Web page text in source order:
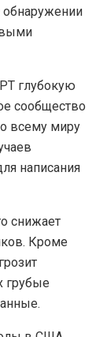
обнаружении
глубокую
сообщество
всему миру
написания
снижает
Кроме
грубые